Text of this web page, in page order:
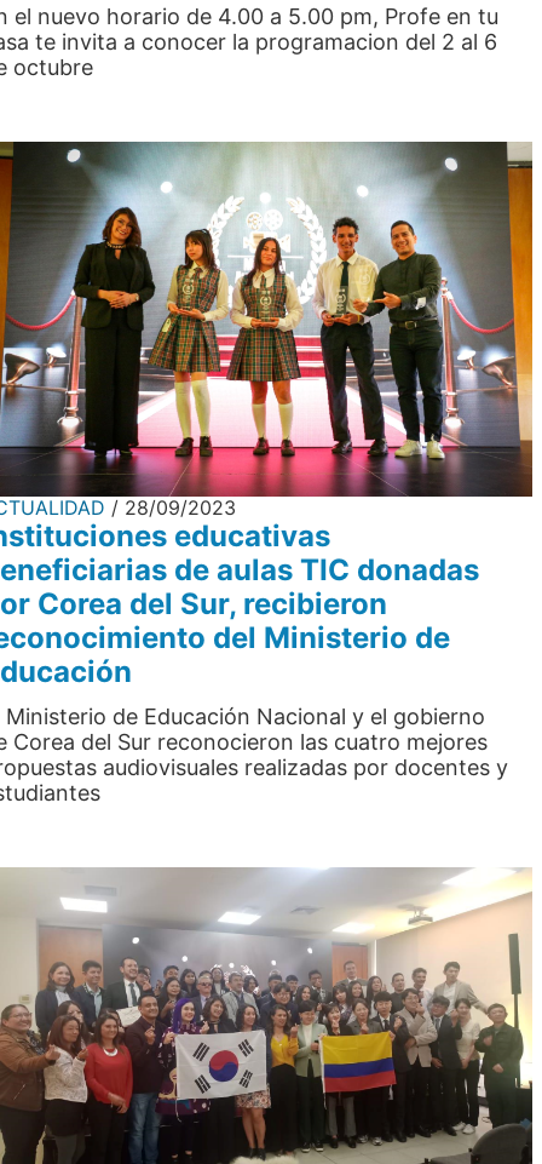
el nuevo horario de 4.00 a 5.00 pm, Profe en tu
te invita a conocer la programacion del 2 al 6
octubre
28/09/2023
educativas
de aulas TIC donadas
Corea del Sur, recibieron
del Ministerio de
Ministerio de Educación Nacional y el gobierno
Corea del Sur reconocieron las cuatro mejores
audiovisuales realizadas por docentes y